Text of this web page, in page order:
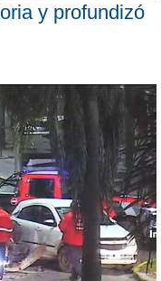
y profundizó